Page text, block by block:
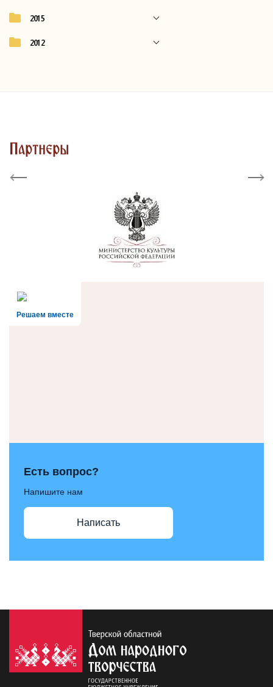
2015
2012
Партнеры
Previous Next
Решаем вместе
Есть вопрос?
Напишите нам
Написать